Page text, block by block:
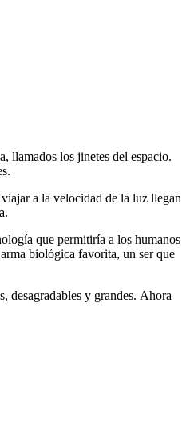
llamados los jinetes del espacio.
a la velocidad de la luz llegan
que permitiría a los humanos
biológica favorita, un ser que
desagradables y grandes. Ahora